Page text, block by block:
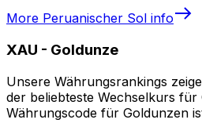
More Peruanischer Sol info
XAU - Goldunze
Unsere Währungsrankings
der beliebteste Wechselkurs für
Währungscode für Goldunzen